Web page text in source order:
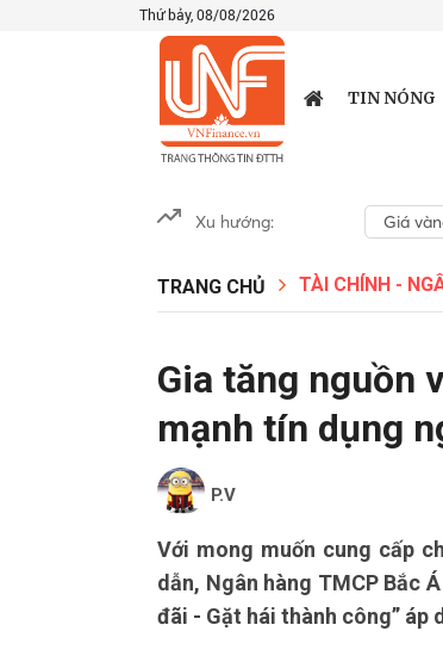
Thứ bảy, 08/08/2026
TIN NÓNG
Xu hướng: Giá
TRANG CHỦ TÀI CHÍNH -
Gia tăng nguồn
mạnh tín dụng
P.V
Với mong muốn cung cấp
dẫn, Ngân hàng TMCP Bắc
đãi - Gặt hái thành công” áp